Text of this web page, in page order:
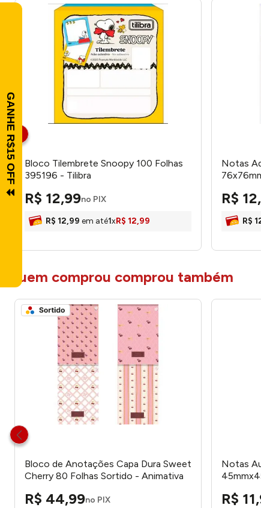
Bloco Tilembrete Snoopy 100 Folhas
395196 - Tilibra
R$ 12,99no PIX
R$ 12,99 em até1xR$ 12,99
Notas
R$ 12,
R$
quem comprou comprou também
Bloco de Anotações Capa Dura Sweet
Cherry 80 Folhas Sortido - Animativa
R$ 44,99no PIX
Notas
R$ 11,